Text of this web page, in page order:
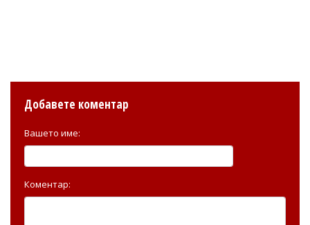
Добавете коментар
Вашето име:
Коментар: